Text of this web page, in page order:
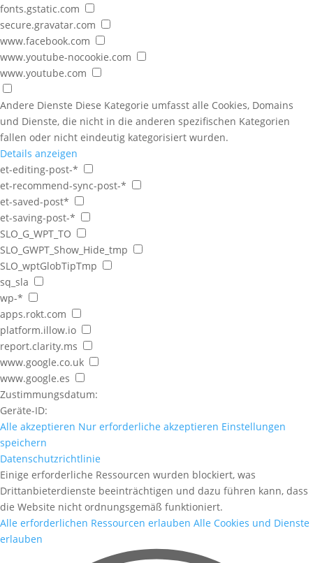
fonts.gstatic.com
secure.gravatar.com
www.facebook.com
www.youtube-nocookie.com
www.youtube.com
Andere Dienste Diese Kategorie umfasst alle Cookies, Domains
und Dienste, die nicht in die anderen spezifischen Kategorien
fallen oder nicht eindeutig kategorisiert wurden.
Details anzeigen
et-editing-post-*
et-recommend-sync-post-*
et-saved-post*
et-saving-post-*
SLO_G_WPT_TO
SLO_GWPT_Show_Hide_tmp
SLO_wptGlobTipTmp
sq_sla
wp-*
apps.rokt.com
platform.illow.io
report.clarity.ms
www.google.co.uk
www.google.es
Zustimmungsdatum:
Geräte-ID:
Alle akzeptieren Nur erforderliche akzeptieren Einstellungen
speichern
Datenschutzrichtlinie
Einige erforderliche Ressourcen wurden blockiert, was
Drittanbieterdienste beeinträchtigen und dazu führen kann, dass
die Website nicht ordnungsgemäß funktioniert.
Alle erforderlichen Ressourcen erlauben Alle Cookies und Dienste
erlauben